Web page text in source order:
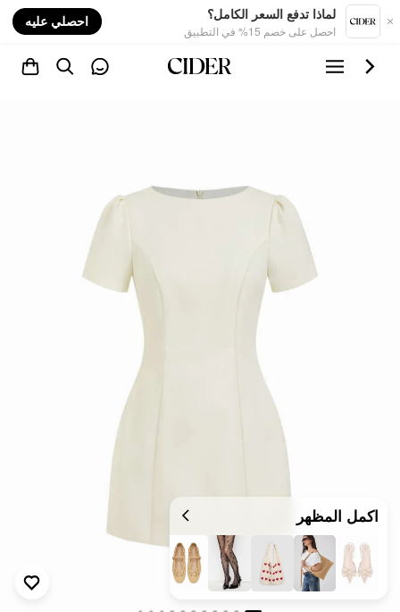
لماذا تدفع السعر الكامل؟
احصل على خصم 15% في التطبيق
احصلي عليه
اكمل المظهر